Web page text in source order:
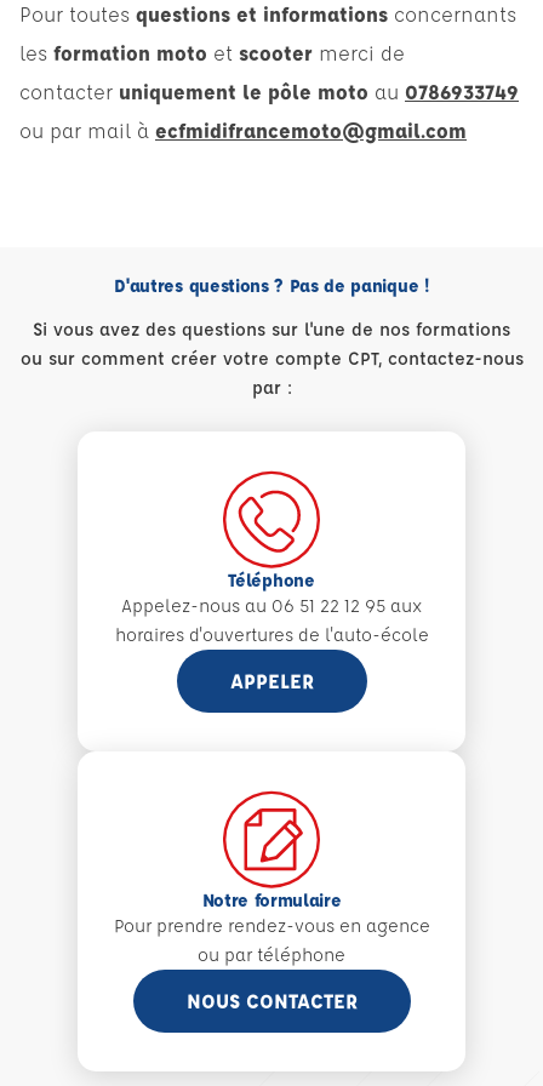
Pour toutes questions et informations concernants
les formation moto et scooter merci de
contacter uniquement le pôle moto au 0786933749
ou par mail à ecfmidifrancemoto@gmail.com
D'autres questions ? Pas de panique !
Si vous avez des questions sur l'une de nos formations
ou sur comment créer votre compte CPT, contactez-nous
par :
Téléphone
Appelez-nous au 06 51 22 12 95 aux
horaires d'ouvertures de l'auto-école
APPELER
Notre formulaire
Pour prendre rendez-vous en agence
ou par téléphone
NOUS CONTACTER